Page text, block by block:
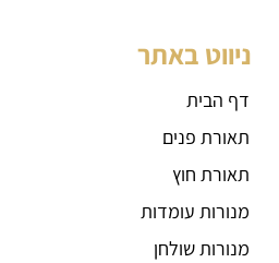
ניווט באתר
דף הבית
תאורת פנים
תאורת חוץ
מנורות עומדות
מנורות שולחן